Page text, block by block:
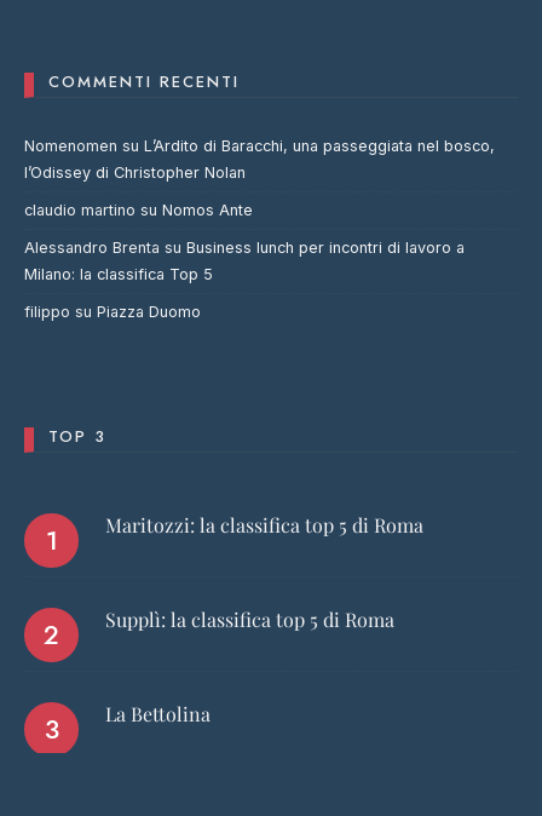
COMMENTI RECENTI
Nomenomen su L’Ardito di Baracchi, una passeggiata nel bosco,
l’Odissey di Christopher Nolan
claudio martino su Nomos Ante
Alessandro Brenta su Business lunch per incontri di lavoro a
Milano: la classifica Top 5
filippo su Piazza Duomo
TOP 3
Maritozzi: la classifica top 5 di Roma
Supplì: la classifica top 5 di Roma
La Bettolina